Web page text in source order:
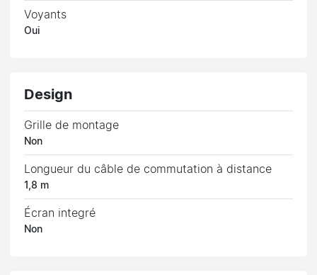
Voyants
Oui
Design
Grille de montage
Non
Longueur du câble de commutation à distance
1,8 m
Écran integré
Non